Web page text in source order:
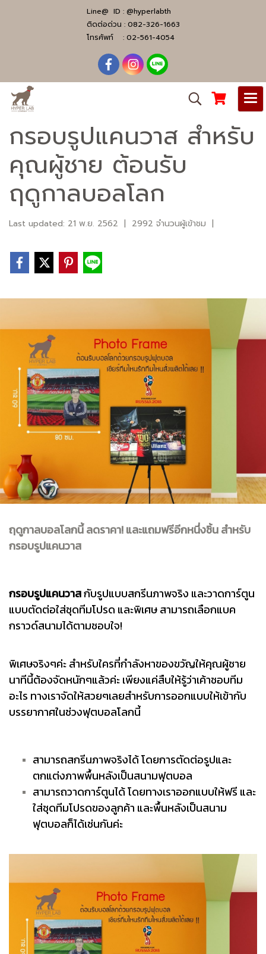
Line@ ID : @hyperlabth
ติดต่อด่วน : 082-326-1663
โทรศัพท์ : 02-561-4054
กรอบรูปแคนวาส สำหรับ
คุณผู้ชาย ต้อนรับ
ฤดูกาลบอลโลก
Last updated: 21 พ.ย. 2562 | 2992 จำนวนผู้เข้าชม |
ฤดูกาลบอลโลกนี้ ลดราคา! และแถมฟรีอีกหนึ่งชิ้น สำหรับ
กรอบรูปแคนวาส
กรอบรูปแคนวาสกับรูปแบบสกรีนภาพจริง และวาดการ์ตูน
แบบตัดต่อใส่ชุดทีมโปรด และพิเศษ สามารถเลือกแบค
กราวด์สนามได้ตามชอบใจ!
พิเศษจริงๆค่ะ สำหรับใครที่กำลังหาของขวัญให้คุณผู้ชาย
นาทีนี้ต้องจัดหนักๆแล้วค่ะ เพียงแค่สืบให้รู้ว่าเค้าชอบทีม
อะไร ทางเราจัดให้สวยๆเลยสำหรับการออกแบบให้เข้ากับ
บรรยากาศในช่วงฟุตบอลโลกนี้
สามารถสกรีนภาพจริงได้ โดยการตัดต่อรูปและ
ตกแต่งภาพพื้นหลังเป็นสนามฟุตบอล
สามารถวาดการ์ตูนได้ โดยทางเราออกแบบให้ฟรี และ
ใส่ชุดทีมโปรดของลูกค้า และพื้นหลังเป็นสนาม
ฟุตบอลก็ได้เช่นกันค่ะ